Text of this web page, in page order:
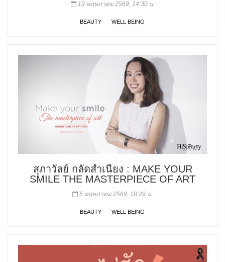
19 พฤษภาคม 2569, 14:30 น.
BEAUTY WELL BEING
สุภาวัลย์ กลัดสำเนียง : MAKE YOUR
SMILE THE MASTERPIECE OF ART
5 พฤษภาคม 2569, 18:29 น.
BEAUTY WELL BEING